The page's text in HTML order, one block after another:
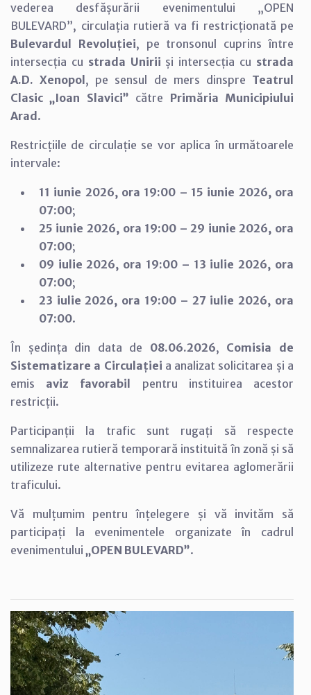
vederea desfășurării evenimentului „OPEN
BULEVARD”, circulația rutieră va fi restricționată pe
Bulevardul Revoluției, pe tronsonul cuprins între
intersecția cu strada Unirii și intersecția cu strada
A.D. Xenopol , pe sensul de mers dinspre Teatrul
Clasic „Ioan Slavici” către Primăria Municipiului
Arad .
Restricțiile de circulație se vor aplica în următoarele
intervale:
11 iunie 2026, ora 19:00 – 15 iunie 2026, ora
07:00;
25 iunie 2026, ora 19:00 – 29 iunie 2026, ora
07:00;
09 iulie 2026, ora 19:00 – 13 iulie 2026, ora
07:00;
23 iulie 2026, ora 19:00 – 27 iulie 2026, ora
07:00.
În ședința din data de 08.06.2026, Comisia de
Sistematizare a Circulației a analizat solicitarea și a
emis aviz favorabil
pentru instituirea acestor
restricții.
Participanții la trafic sunt rugați să respecte
semnalizarea rutieră temporară instituită în zonă și să
utilizeze rute alternative pentru evitarea aglomerării
traficului.
Vă mulțumim pentru înțelegere și vă invităm să
participați la evenimentele organizate în cadrul
evenimentului „OPEN BULEVARD”.